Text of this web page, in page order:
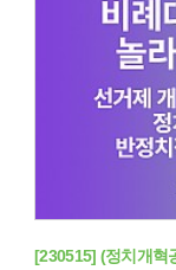
[230515] (정치개혁